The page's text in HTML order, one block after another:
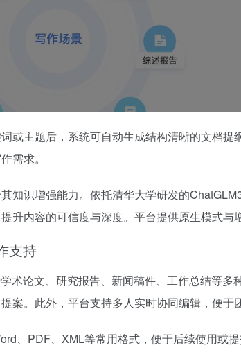
或主题后，系统可自动生成结构清晰的文档
需求。
知识增强能力。依托清华大学研发的
升内容的可信度与深度。平台提供原生模式与
支持
术论文、研究报告、新闻稿件、工作总结等
案。此外，平台支持多人实时协同编辑，便于
、PDF、XML等常用格式，便于后续使用或